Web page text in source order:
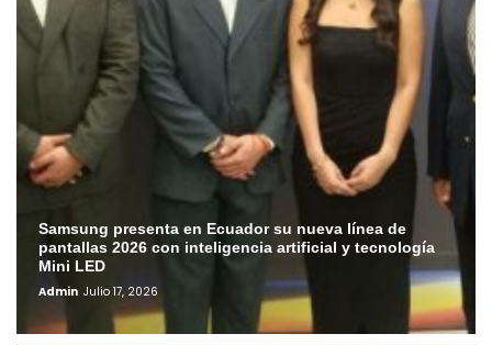
Samsung presenta en Ecuador su nueva línea de
pantallas 2026 con inteligencia artificial y tecnología
Mini LED
Admin Julio 17, 2026